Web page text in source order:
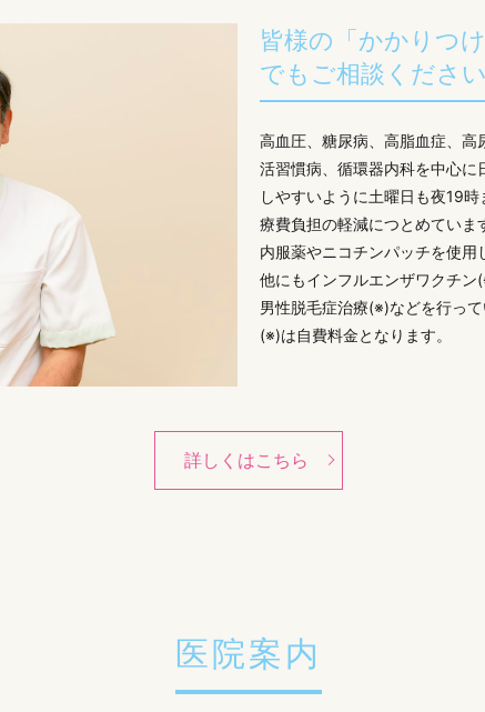
皆様の「かかりつ
でもご相談ください
高血圧、糖尿病、高脂血症、高
活習慣病、循環器内科を中心に
しやすいように土曜日も夜19
療費負担の軽減につとめていま
内服薬やニコチンパッチを使用
他にもインフルエンザワクチン
男性脱毛症治療(※)などを行って
(※)は自費料金となります。
詳しくはこちら
医院案内